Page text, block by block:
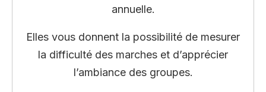
annuelle.
Elles vous donnent la possibilité de mesurer
la difficulté des marches et d’apprécier
l’ambiance des groupes.